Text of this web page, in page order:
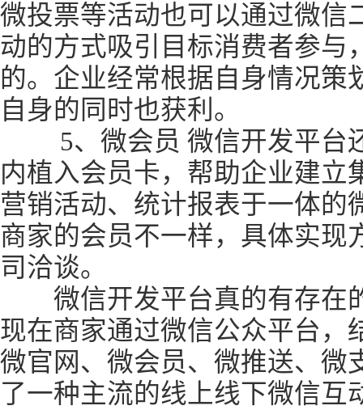
微投票等活动也可以通过微信
动的方式吸引目标消费者参与
的。企业经常根据自身情况策
自身的同时也获利。
5、微会员 微信开发平台
内植入会员卡，帮助企业建立
营销活动、统计报表于一体的
商家的会员不一样，具体实现
司洽谈。
微信开发平台真的有存在
现在商家通过微信公众平台，
微官网、微会员、微推送、微
了一种主流的线上线下微信互